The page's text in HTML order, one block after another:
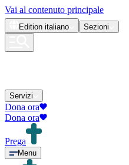
Vai al contenuto principale
Edition italiano Sezioni
Servizi
Dona ora
Dona ora
Prega
Menu